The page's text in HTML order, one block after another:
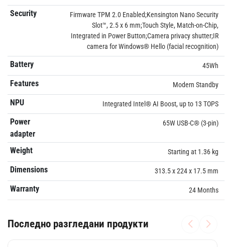
Security
Firmware TPM 2.0 Enabled;Kensington Nano Security
Slot™, 2.5 x 6 mm;Touch Style, Match-on-Chip,
Integrated in Power Button;Camera privacy shutter;IR
camera for Windows® Hello (facial recognition)
Battery 45Wh
Features Modern Standby
NPU Integrated Intel® AI Boost, up to 13 TOPS
Power
adapter
65W USB-C® (3-pin)
Weight Starting at 1.36 kg
Dimensions 313.5 x 224 x 17.5 mm
Warranty 24 Months
Последно разгледани продукти